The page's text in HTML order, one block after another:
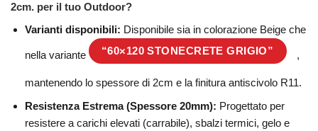
2cm. per il tuo Outdoor?
Varianti disponibili: Disponibile sia in colorazione Beige che
nella variante “60×120 STONECRETE GRIGIO” ,
mantenendo lo spessore di 2cm e la finitura antiscivolo R11.
Resistenza Estrema (Spessore 20mm): Progettato per
resistere a carichi elevati (carrabile), sbalzi termici, gelo e